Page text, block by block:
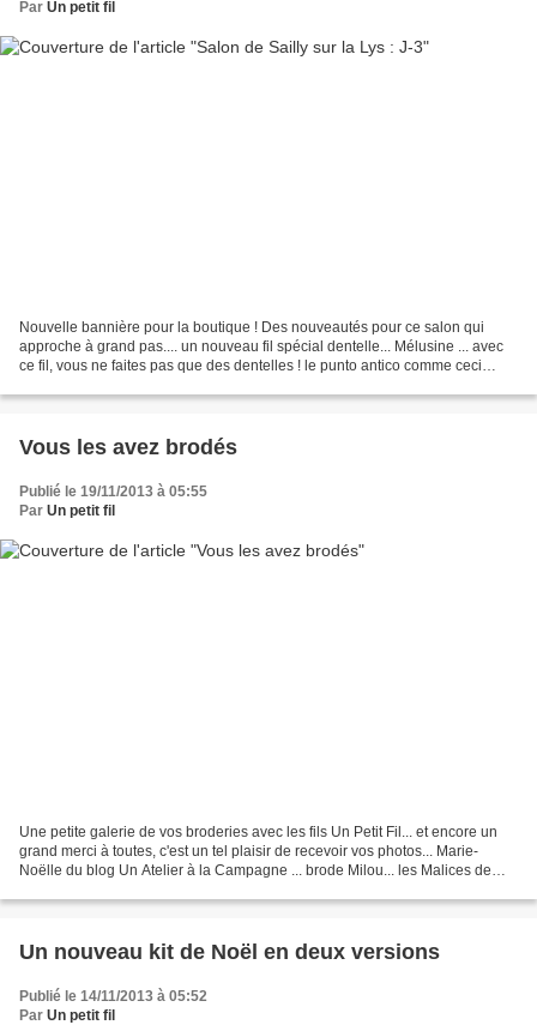
Par Un petit fil
Nouvelle bannière pour la boutique ! Des nouveautés pour ce salon qui
approche à grand pas.... un nouveau fil spécial dentelle... Mélusine ... avec
ce fil, vous ne faites pas que des dentelles ! le punto antico comme ceci
Vous les avez brodés
Publié le 19/11/2013 à 05:55
Par Un petit fil
Une petite galerie de vos broderies avec les fils Un Petit Fil... et encore un
grand merci à toutes, c'est un tel plaisir de recevoir vos photos... Marie-
Noëlle du blog Un Atelier à la Campagne ... brode Milou... les Malices de
Un nouveau kit de Noël en deux versions
Publié le 14/11/2013 à 05:52
Par Un petit fil